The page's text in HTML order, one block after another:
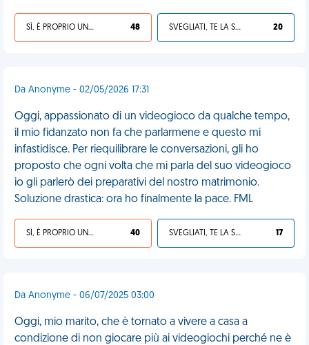
SÌ, È PROPRIO UNA VDM! 48 SVEGLIATI, TE LA SEI CERCATA! 20
Da Anonyme - 02/05/2026 17:31
Oggi, appassionato di un videogioco da qualche tempo,
il mio fidanzato non fa che parlarmene e questo mi
infastidisce. Per riequilibrare le conversazioni, gli ho
proposto che ogni volta che mi parla del suo videogioco
io gli parlerò dei preparativi del nostro matrimonio.
Soluzione drastica: ora ho finalmente la pace. FML
SÌ, È PROPRIO UNA VDM! 40 SVEGLIATI, TE LA SEI CERCATA! 17
Da Anonyme - 06/07/2025 03:00
Oggi, mio marito, che è tornato a vivere a casa a
condizione di non giocare più ai videogiochi perché ne è